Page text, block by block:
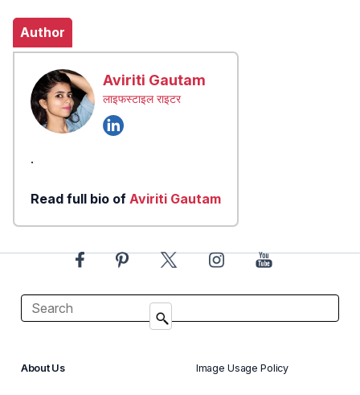
Author
Aviriti Gautam
लाइफस्टाइल राइटर
.
Read full bio of Aviriti Gautam
About Us Image Usage Policy